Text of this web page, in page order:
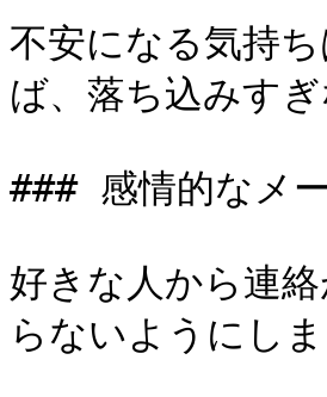
不安になる気持
ば、落ち込みす
### 感情的なメ
好きな人から連
らないようにしま